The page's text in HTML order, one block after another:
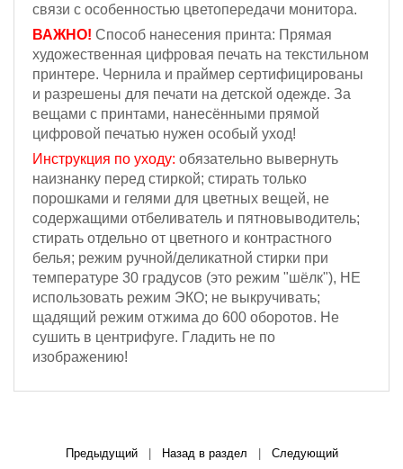
связи с особенностью цветопередачи монитора.
ВАЖНО! Способ нанесения принта: Прямая
художественная цифровая печать на текстильном
принтере. Чернила и праймер сертифицированы
и разрешены для печати на детской одежде. За
вещами с принтами, нанесёнными прямой
цифровой печатью нужен особый уход!
Инструкция по уходу: обязательно вывернуть
наизнанку перед стиркой; стирать только
порошками и гелями для цветных вещей, не
содержащими отбеливатель и пятновыводитель;
стирать отдельно от цветного и контрастного
белья; режим ручной/деликатной стирки при
температуре 30 градусов (это режим "шёлк"), НЕ
использовать режим ЭКО; не выкручивать;
щадящий режим отжима до 600 оборотов. Не
сушить в центрифуге. Гладить не по
изображению!
Предыдущий| Назад в раздел Следующий